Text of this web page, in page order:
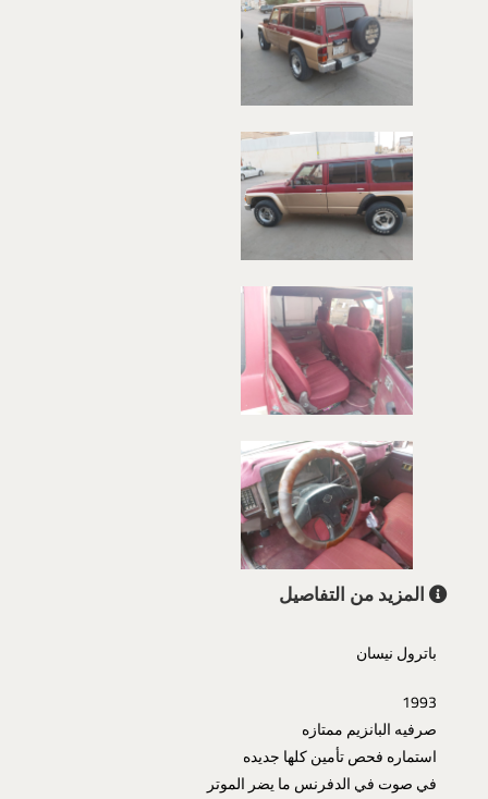
المزيد من التفاصيل
باترول نيسان
1993
صرفيه البانزيم ممتازه
استماره فحص تأمين كلها جديده
في صوت في الدفرنس ما يضر الموتر